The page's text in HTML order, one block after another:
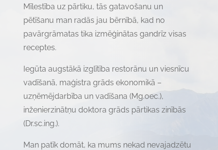
Mīlestība uz pārtiku, tās gatavošanu un
pētīšanu man radās jau bērnībā, kad no
pavārgrāmatas tika izmēģinātas gandrīz visas
receptes.
Iegūta augstākā izglītība restorānu un viesnīcu
vadīšanā, maģistra grāds ekonomikā –
uzņēmējdarbība un vadīšana (Mg.oec.),
inženierzinātņu doktora grāds pārtikas zinībās
(Dr.sc.ing.).
Man patīk domāt, ka mums nekad nevajadzētu